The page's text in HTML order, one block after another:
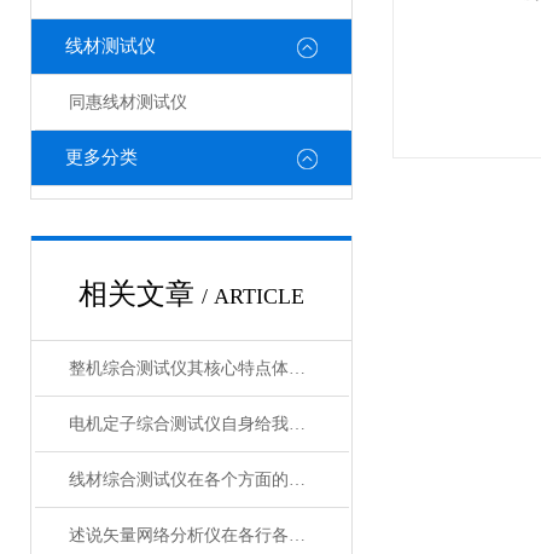
线材测试仪
同惠线材测试仪
更多分类
相关文章 / ARTICLE
整机综合测试仪其核心特点体现在以下方面
电机定子综合测试仪自身给我们带来了怎样的优势呢？
线材综合测试仪在各个方面的注意事项
述说矢量网络分析仪在各行各业中的主要作用